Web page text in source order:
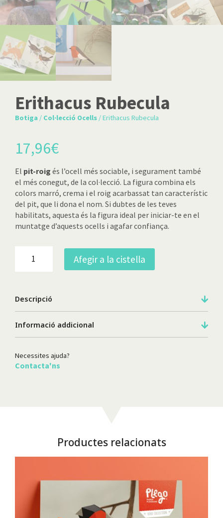
Erithacus Rubecula
Botiga / Col·lecció Ocells / Erithacus Rubecula
17,96€
El pit-roig és l’ocell més sociable, i segurament també
el més conegut, de la col·lecció. La figura combina els
colors marró, crema i el roig acarbassat tan característic
del pit, que li dona el nom. Si dubtes de les teves
habilitats, aquesta és la figura ideal per iniciar-te en el
muntatge d’aquests ocells i agafar confiança.
Afegir a la cistella
Descripció
Informació addicional
Necessites ajuda?
Contacta'ns
Productes relacionats